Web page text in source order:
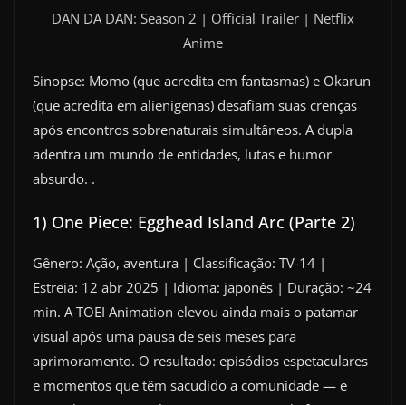
DAN DA DAN: Season 2 | Official Trailer | Netflix
Anime
Sinopse: Momo (que acredita em fantasmas) e Okarun
(que acredita em alienígenas) desafiam suas crenças
após encontros sobrenaturais simultâneos. A dupla
adentra um mundo de entidades, lutas e humor
absurdo. .
1) One Piece: Egghead Island Arc (Parte 2)
Gênero: Ação, aventura | Classificação: TV-14 |
Estreia: 12 abr 2025 | Idioma: japonês | Duração: ~24
min. A TOEI Animation elevou ainda mais o patamar
visual após uma pausa de seis meses para
aprimoramento. O resultado: episódios espetaculares
e momentos que têm sacudido a comunidade — e